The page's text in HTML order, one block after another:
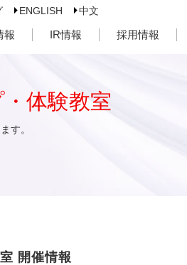
ENGLISH 中文
報 IR情報 採用情報
体験教室
す。
開催情報